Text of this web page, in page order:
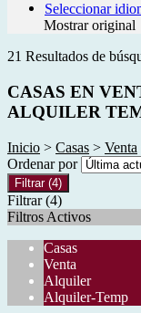
Seleccionar
Mostrar original
21 Resultados de
CASAS EN
ALQUILER
Inicio > Casas > Venta
Ordenar por
Filtrar (4)
Filtrar (4)
Filtros Activos
Casas
Venta
Alquiler
Alquiler-Temp